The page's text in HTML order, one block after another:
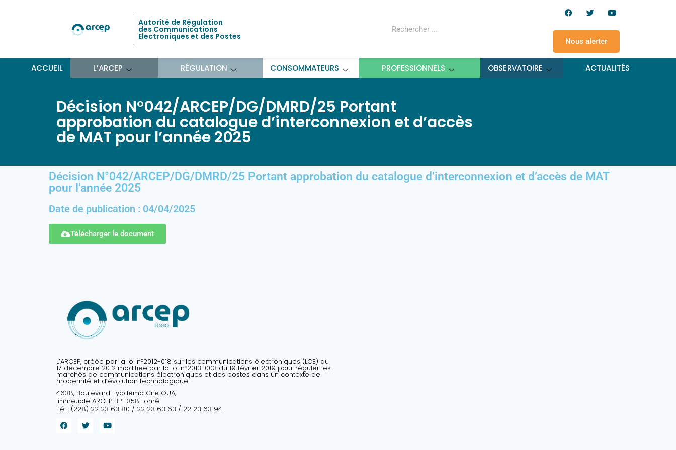
Autorité de Régulation
des Communications
Electroniques et des Postes
Nous alerter
ACCUEIL L’ARCEP RÉGULATION CONSOMMATEURS PROFESSIONNELS OBSERVATOIRE ACTUALITÉS
Décision N°042/ARCEP/DG/DMRD/25 Portant
approbation du catalogue d’interconnexion et d’accès
de MAT pour l’année 2025
Décision N°042/ARCEP/DG/DMRD/25 Portant approbation du catalogue d’interconnexion et d’accès de MAT
pour l’année 2025
Date de publication : 04/04/2025
Télécharger le document
L’ARCEP, créée par la loi n°2012-018 sur les communications électroniques (LCE) du
17 décembre 2012 modifiée par la loi n°2013-003 du 19 février 2019 pour réguler les
marchés de communications électroniques et des postes dans un contexte de
modernité et d’évolution technologique.
4638, Boulevard Eyadema Cité OUA,
Immeuble ARCEP BP : 358 Lomé
Tél : (228) 22 23 63 80 / 22 23 63 63 / 22 23 63 94